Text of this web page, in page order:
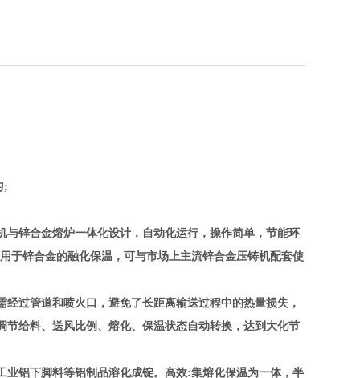
;
与锌合金熔炉一体化设计，自动化运行，操作简单，节能环
于锌合金的融化保温，可与市场上主流锌合金压铸机配套使
过管道和喷火口，避免了长距离输送过程中的热量损失，
给料、送风比例、熔化、保温状态自动转换，达到大化节
铝下脚料等铝制品溶化成锭。高效:集熔化保温为一体，半